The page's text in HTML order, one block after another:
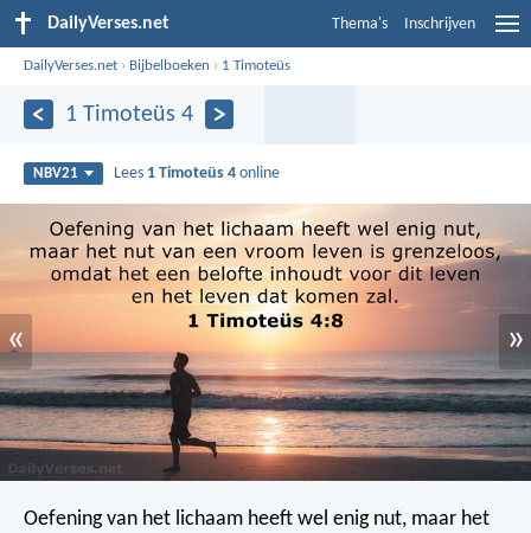
DailyVerses.net Thema's Inschrijven
DailyVerses.net › Bijbelboeken › 1 Timoteüs
1 Timoteüs 4
NBV21 Lees 1 Timoteüs 4 online
« »
Oefening van het lichaam heeft wel enig nut, maar het